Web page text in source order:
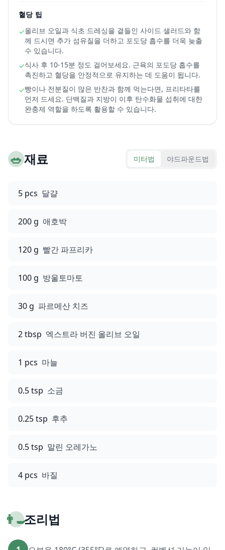
혈당 팁
✓올리브 오일과 식초 드레싱을 곁들인 사이드 샐러드와 함
께 드시면 추가 섬유질을 더하고 포도당 흡수를 더욱 늦출
수 있습니다.
✓식사 후 10-15분 정도 걸어보세요. 근육의 포도당 흡수를
촉진하고 혈당을 안정적으로 유지하는 데 도움이 됩니다.
✓빵이나 전분질이 많은 반찬과 함께 먹는다면, 프리타타를
먼저 드세요. 단백질과 지방이 이후 탄수화물 섭취에 대한
완충제 역할을 하도록 활용할 수 있습니다.
🥗재료 미터법 야드파운드법
5 pcs 달걀
200 g 애호박
120 g 빨간 파프리카
100 g 방울토마토
30 g 파르메산 치즈
2 tbsp 엑스트라 버진 올리브 오일
1 pcs 마늘
0.5 tsp 소금
0.25 tsp 후추
0.5 tsp 말린 오레가노
4 pcs 바질
👨‍🍳조리법